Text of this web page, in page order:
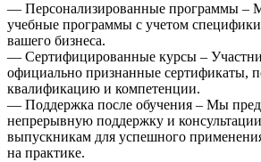
— Персонализированные программы –
учебные программы с учетом
вашего бизнеса.
— Сертифицированные курсы –
официально признанные сертификаты,
квалификацию и компетенции.
— Поддержка после обучения – Мы
непрерывную поддержку и
выпускникам для успешного
на практике.